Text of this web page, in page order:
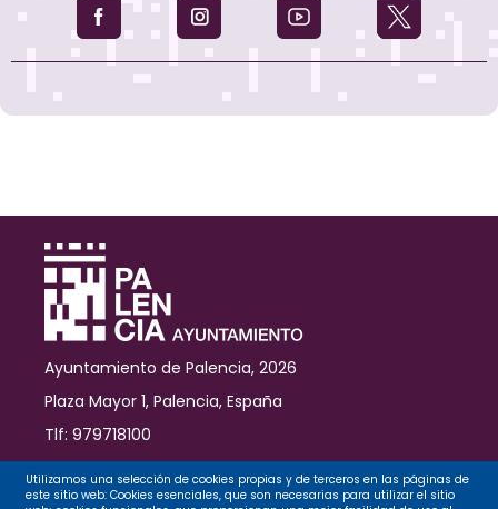
Ayuntamiento de Palencia, 2026
Plaza Mayor 1, Palencia, España
Tlf: 979718100
Contacto
Utilizamos una selección de cookies propias y de terceros en las páginas de
este sitio web: Cookies esenciales, que son necesarias para utilizar el sitio